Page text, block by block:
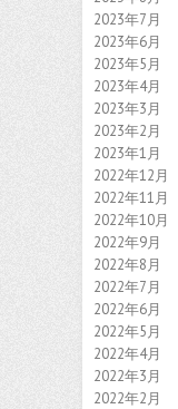
2023年7月
2023年6月
2023年5月
2023年4月
2023年3月
2023年2月
2023年1月
2022年12月
2022年11月
2022年10月
2022年9月
2022年8月
2022年7月
2022年6月
2022年5月
2022年4月
2022年3月
2022年2月